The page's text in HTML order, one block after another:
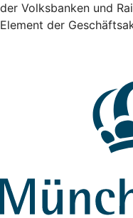
der Volksbanken und
Element der